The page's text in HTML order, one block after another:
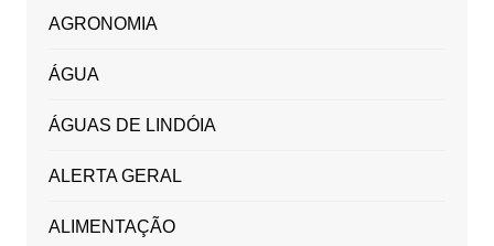
AGRONOMIA
ÁGUA
ÁGUAS DE LINDÓIA
ALERTA GERAL
ALIMENTAÇÃO